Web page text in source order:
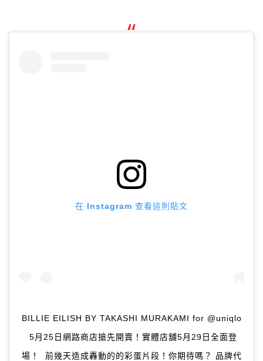
在 Instagram 查看這則貼文
BILLIE EILISH BY TAKASHI MURAKAMI for @uniqlo
5月25日網路商店搶先開賣！實體店舖5月29日全面登
場！ 前幾天造成轟動的的彩蛋片段！你期待嗎？ 品牌代